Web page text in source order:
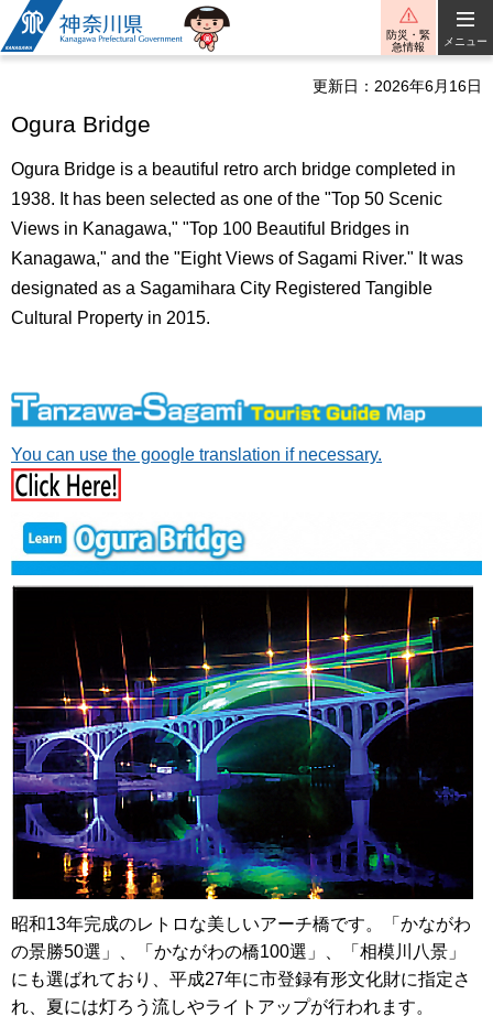
神奈川県
防災・緊
急情報
メニュー
更新日：2026年6月16日
Ogura Bridge
Ogura Bridge is a beautiful retro arch bridge completed in
1938. It has been selected as one of the "Top 50 Scenic
Views in Kanagawa," "Top 100 Beautiful Bridges in
Kanagawa," and the "Eight Views of Sagami River." It was
designated as a Sagamihara City Registered Tangible
Cultural Property in 2015.
You can use the google translation if necessary.
昭和13年完成のレトロな美しいアーチ橋です。「かながわ
の景勝50選」、「かながわの橋100選」、「相模川八景」
にも選ばれており、平成27年に市登録有形文化財に指定さ
れ、夏には灯ろう流しやライトアップが行われます。